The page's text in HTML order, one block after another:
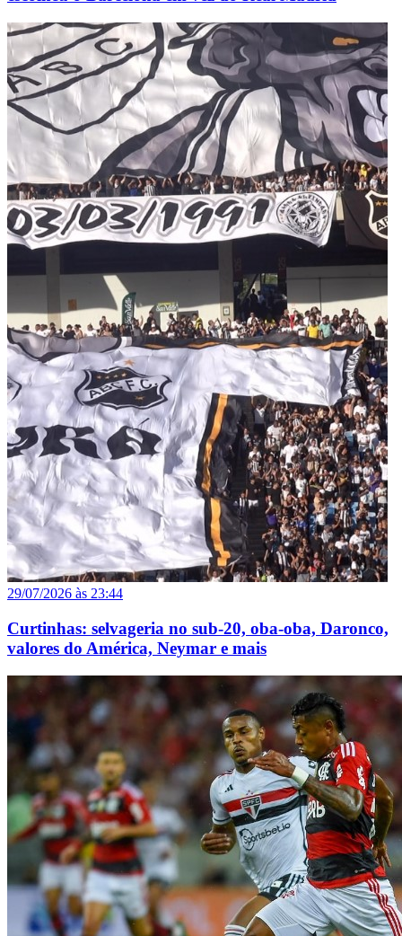
29/07/2026 às 23:44
Curtinhas: selvageria no sub-20, oba-oba, Daronco,
valores do América, Neymar e mais